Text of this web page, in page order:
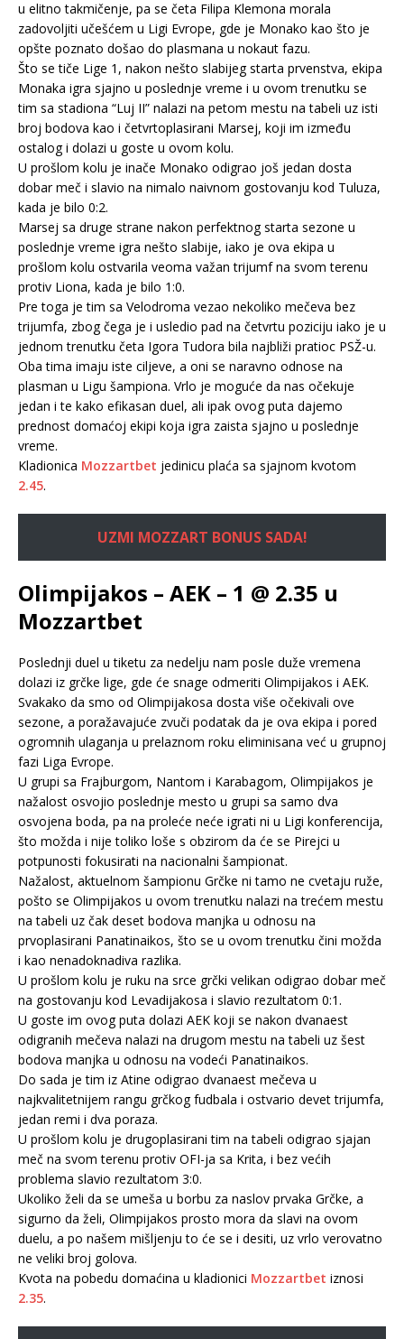
u elitno takmičenje, pa se četa Filipa Klemona morala
zadovoljiti učešćem u Ligi Evrope, gde je Monako kao što je
opšte poznato došao do plasmana u nokaut fazu.
Što se tiče Lige 1, nakon nešto slabijeg starta prvenstva, ekipa
Monaka igra sjajno u poslednje vreme i u ovom trenutku se
tim sa stadiona “Luj II” nalazi na petom mestu na tabeli uz isti
broj bodova kao i četvrtoplasirani Marsej, koji im između
ostalog i dolazi u goste u ovom kolu.
U prošlom kolu je inače Monako odigrao još jedan dosta
dobar meč i slavio na nimalo naivnom gostovanju kod Tuluza,
kada je bilo 0:2.
Marsej sa druge strane nakon perfektnog starta sezone u
poslednje vreme igra nešto slabije, iako je ova ekipa u
prošlom kolu ostvarila veoma važan trijumf na svom terenu
protiv Liona, kada je bilo 1:0.
Pre toga je tim sa Velodroma vezao nekoliko mečeva bez
trijumfa, zbog čega je i usledio pad na četvrtu poziciju iako je u
jednom trenutku četa Igora Tudora bila najbliži pratioc PSŽ-u.
Oba tima imaju iste ciljeve, a oni se naravno odnose na
plasman u Ligu šampiona. Vrlo je moguće da nas očekuje
jedan i te kako efikasan duel, ali ipak ovog puta dajemo
prednost domaćoj ekipi koja igra zaista sjajno u poslednje
vreme.
Kladionica Mozzartbet jedinicu plaća sa sjajnom kvotom
2.45.
UZMI MOZZART BONUS SADA!
Olimpijakos – AEK – 1 @ 2.35 u
Mozzartbet
Poslednji duel u tiketu za nedelju nam posle duže vremena
dolazi iz grčke lige, gde će snage odmeriti Olimpijakos i AEK.
Svakako da smo od Olimpijakosa dosta više očekivali ove
sezone, a poražavajuće zvuči podatak da je ova ekipa i pored
ogromnih ulaganja u prelaznom roku eliminisana već u grupnoj
fazi Liga Evrope.
U grupi sa Frajburgom, Nantom i Karabagom, Olimpijakos je
nažalost osvojio poslednje mesto u grupi sa samo dva
osvojena boda, pa na proleće neće igrati ni u Ligi konferencija,
što možda i nije toliko loše s obzirom da će se Pirejci u
potpunosti fokusirati na nacionalni šampionat.
Nažalost, aktuelnom šampionu Grčke ni tamo ne cvetaju ruže,
pošto se Olimpijakos u ovom trenutku nalazi na trećem mestu
na tabeli uz čak deset bodova manjka u odnosu na
prvoplasirani Panatinaikos, što se u ovom trenutku čini možda
i kao nenadoknadiva razlika.
U prošlom kolu je ruku na srce grčki velikan odigrao dobar meč
na gostovanju kod Levadijakosa i slavio rezultatom 0:1.
U goste im ovog puta dolazi AEK koji se nakon dvanaest
odigranih mečeva nalazi na drugom mestu na tabeli uz šest
bodova manjka u odnosu na vodeći Panatinaikos.
Do sada je tim iz Atine odigrao dvanaest mečeva u
najkvalitetnijem rangu grčkog fudbala i ostvario devet trijumfa,
jedan remi i dva poraza.
U prošlom kolu je drugoplasirani tim na tabeli odigrao sjajan
meč na svom terenu protiv OFI-ja sa Krita, i bez većih
problema slavio rezultatom 3:0.
Ukoliko želi da se umeša u borbu za naslov prvaka Grčke, a
sigurno da želi, Olimpijakos prosto mora da slavi na ovom
duelu, a po našem mišljenju to će se i desiti, uz vrlo verovatno
ne veliki broj golova.
Kvota na pobedu domaćina u kladionici Mozzartbet iznosi
2.35.